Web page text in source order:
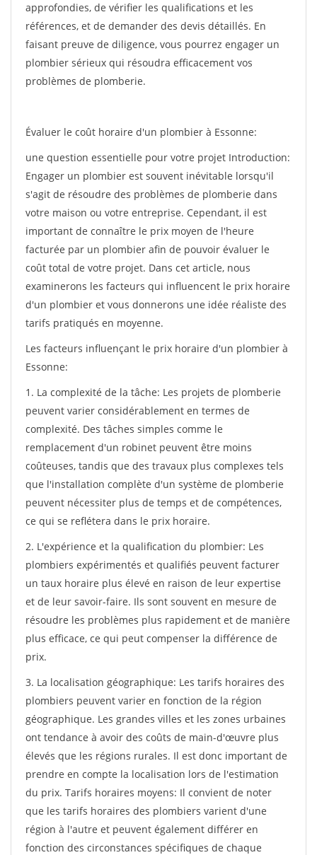
approfondies, de vérifier les qualifications et les
références, et de demander des devis détaillés. En
faisant preuve de diligence, vous pourrez engager un
plombier sérieux qui résoudra efficacement vos
problèmes de plomberie.
Évaluer le coût horaire d'un plombier à Essonne:
une question essentielle pour votre projet Introduction:
Engager un plombier est souvent inévitable lorsqu'il
s'agit de résoudre des problèmes de plomberie dans
votre maison ou votre entreprise. Cependant, il est
important de connaître le prix moyen de l'heure
facturée par un plombier afin de pouvoir évaluer le
coût total de votre projet. Dans cet article, nous
examinerons les facteurs qui influencent le prix horaire
d'un plombier et vous donnerons une idée réaliste des
tarifs pratiqués en moyenne.
Les facteurs influençant le prix horaire d'un plombier à
Essonne:
1. La complexité de la tâche: Les projets de plomberie
peuvent varier considérablement en termes de
complexité. Des tâches simples comme le
remplacement d'un robinet peuvent être moins
coûteuses, tandis que des travaux plus complexes tels
que l'installation complète d'un système de plomberie
peuvent nécessiter plus de temps et de compétences,
ce qui se reflétera dans le prix horaire.
2. L'expérience et la qualification du plombier: Les
plombiers expérimentés et qualifiés peuvent facturer
un taux horaire plus élevé en raison de leur expertise
et de leur savoir-faire. Ils sont souvent en mesure de
résoudre les problèmes plus rapidement et de manière
plus efficace, ce qui peut compenser la différence de
prix.
3. La localisation géographique: Les tarifs horaires des
plombiers peuvent varier en fonction de la région
géographique. Les grandes villes et les zones urbaines
ont tendance à avoir des coûts de main-d'œuvre plus
élevés que les régions rurales. Il est donc important de
prendre en compte la localisation lors de l'estimation
du prix. Tarifs horaires moyens: Il convient de noter
que les tarifs horaires des plombiers varient d'une
région à l'autre et peuvent également différer en
fonction des circonstances spécifiques de chaque